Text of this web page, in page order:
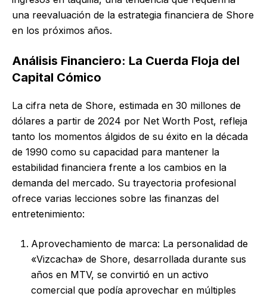
una reevaluación de la estrategia financiera de Shore
en los próximos años.
Análisis Financiero: La Cuerda Floja del
Capital Cómico
La cifra neta de Shore, estimada en 30 millones de
dólares a partir de 2024 por Net Worth Post, refleja
tanto los momentos álgidos de su éxito en la década
de 1990 como su capacidad para mantener la
estabilidad financiera frente a los cambios en la
demanda del mercado. Su trayectoria profesional
ofrece varias lecciones sobre las finanzas del
entretenimiento:
Aprovechamiento de marca: La personalidad de
«Vizcacha» de Shore, desarrollada durante sus
años en MTV, se convirtió en un activo
comercial que podía aprovechar en múltiples